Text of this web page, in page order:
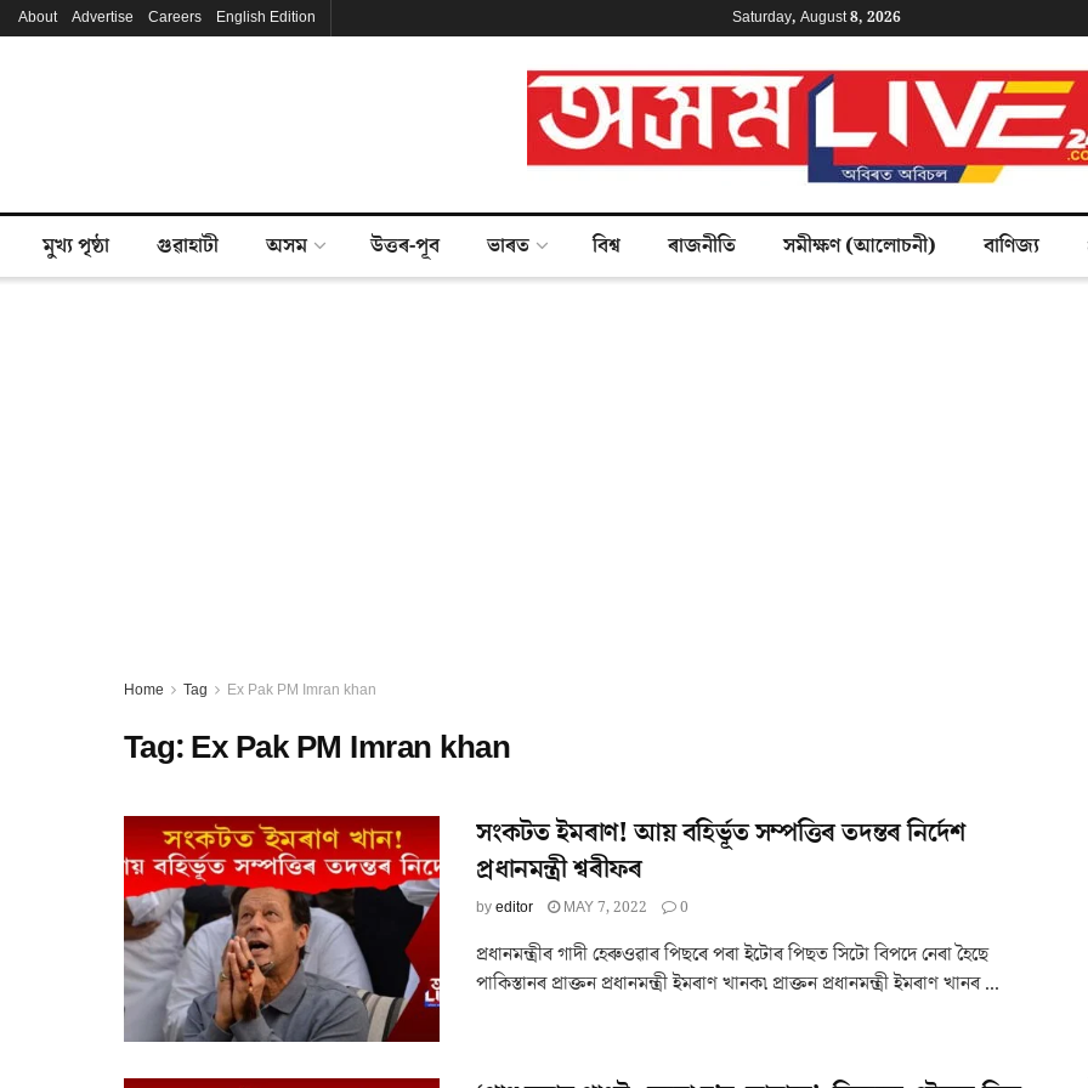
About Advertise Careers English Edition Saturday, August 8, 2026
মুখ্য পৃষ্ঠা গুৱাহাটী অসম উত্তৰ-পূব ভাৰত বিশ্ব ৰাজনীতি সমীক্ষণ (আলোচনী) বাণিজ্য
Home Tag Ex Pak PM Imran khan
Tag:Ex Pak PM Imran khan
সংকটত ইমৰাণ! আয় বহিৰ্ভূত সম্পত্তিৰ তদন্তৰ নিৰ্দেশ
প্ৰধানমন্ত্ৰী শ্বৰীফৰ
byeditor MAY 7, 2022 0
প্ৰধানমন্ত্ৰীৰ গাদী হেৰুওৱাৰ পিছৰে পৰা ইটোৰ পিছত সিটো বিপদে নেৰা হৈছে
পাকিস্তানৰ প্ৰাক্তন প্ৰধানমন্ত্ৰী ইমৰাণ খানক৷ প্ৰাক্তন প্ৰধানমন্ত্ৰী ইমৰাণ খানৰ ...